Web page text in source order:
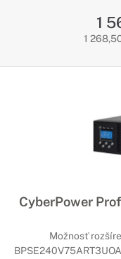
1
1
CyberPower
Možnosť